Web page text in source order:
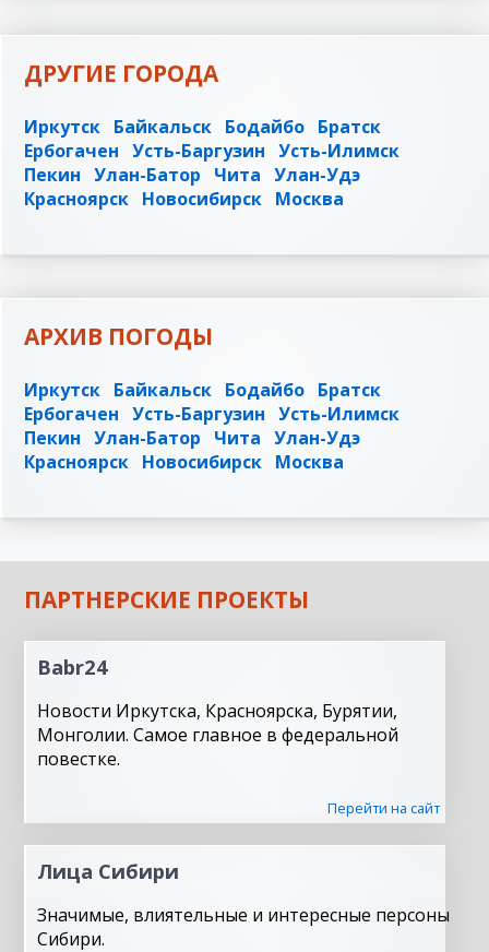
ДРУГИЕ ГОРОДА
Иркутск Байкальск Бодайбо Братск
Ербогачен Усть-Баргузин Усть-Илимск
Пекин Улан-Батор Чита Улан-Удэ
Красноярск Новосибирск Москва
АРХИВ ПОГОДЫ
Иркутск Байкальск Бодайбо Братск
Ербогачен Усть-Баргузин Усть-Илимск
Пекин Улан-Батор Чита Улан-Удэ
Красноярск Новосибирск Москва
ПАРТНЕРСКИЕ ПРОЕКТЫ
Babr24
Новости Иркутска, Красноярска, Бурятии,
Монголии. Самое главное в федеральной
повестке.
Перейти на сайт
Лица Сибири
Значимые, влиятельные и интересные персоны
Сибири.